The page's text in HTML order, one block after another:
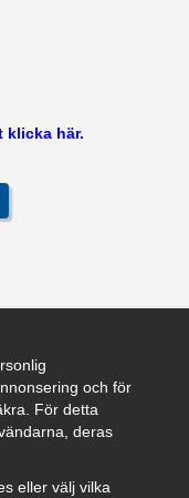
klicka här.
och för
För detta
deras
eller välj vilka